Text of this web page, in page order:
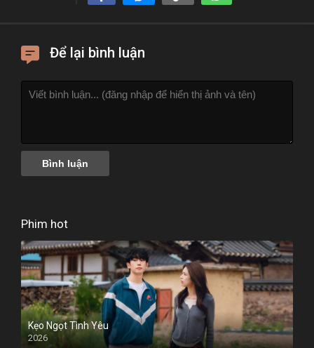
Để lại bình luận
Phim hot
Kẹo Ngọt Tình Yêu
2026